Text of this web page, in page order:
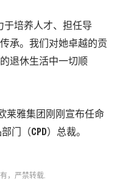
于培养人才、担任导
承。我们对她卓越的贡
退休生活中一切顺
莱雅集团刚刚宣布任命
门（CPD）总裁。
，严禁转载.